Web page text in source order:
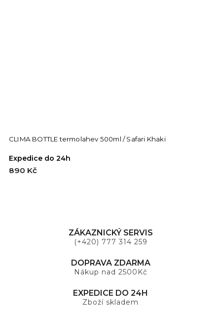
CLIMA BOTTLE termolahev 500ml / Safari Khaki
Expedice do 24h
890 Kč
ZÁKAZNICKÝ SERVIS
(+420) 777 314 259
DOPRAVA ZDARMA
Nákup nad 2500Kč
EXPEDICE DO 24H
Zboží skladem